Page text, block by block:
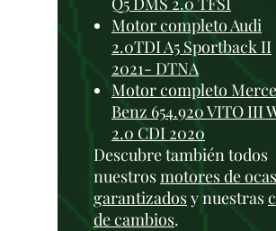
Motor completo Audi
2.0TDI A5 Sportback II
2021- DTNA
Motor completo
Benz 654.920 VITO III
2.0 CDI 2020
Descubre también todos
nuestrosmotores de
garantizadosy nuestras
de cambios.